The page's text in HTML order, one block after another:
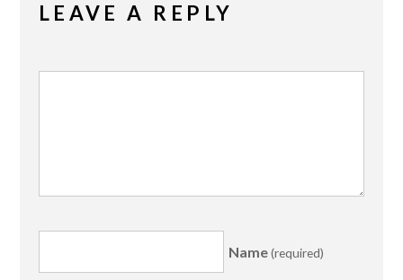
LEAVE A REPLY
Name(required)